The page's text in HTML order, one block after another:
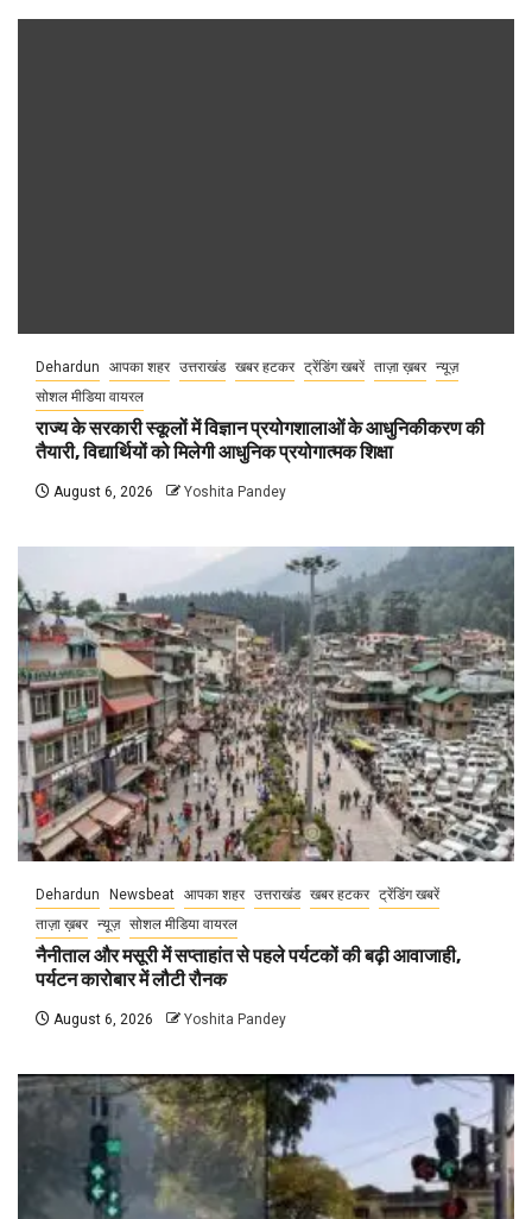
Dehardun आपका शहर उत्तराखंड खबर हटकर ट्रेंडिंग खबरें ताज़ा ख़बर न्यूज़
सोशल मीडिया वायरल
राज्य के सरकारी स्कूलों में विज्ञान प्रयोगशालाओं के आधुनिकीकरण की
तैयारी, विद्यार्थियों को मिलेगी आधुनिक प्रयोगात्मक शिक्षा
August 6, 2026 Yoshita Pandey
Dehardun Newsbeat आपका शहर उत्तराखंड खबर हटकर ट्रेंडिंग खबरें
ताज़ा ख़बर न्यूज़ सोशल मीडिया वायरल
नैनीताल और मसूरी में सप्ताहांत से पहले पर्यटकों की बढ़ी आवाजाही,
पर्यटन कारोबार में लौटी रौनक
August 6, 2026 Yoshita Pandey